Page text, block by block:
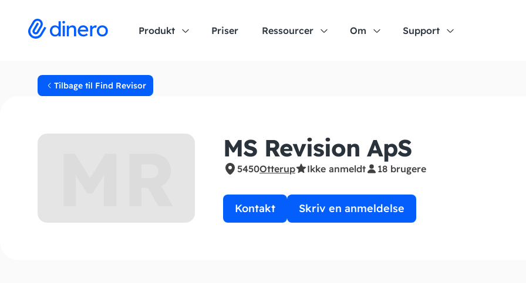
Produkt Priser Ressourcer Om Support
Tilbage til Find Revisor
MS Revision ApS
5450Otterup Ikke anmeldt 18 brugere
Kontakt Skriv en anmeldelse